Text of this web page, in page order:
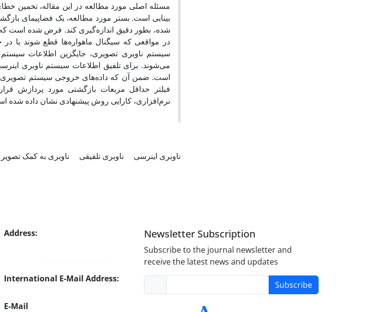
مسئله اصلی مورد مطالعه در این مقاله، تخمین
بینایی است. بستر مورد مطالعه، یک فضاپیمای
شده، بطور دقیق اندازه‌گیری کند. فرض شده است که
در مواقعی که سیگنال ماهواره‌ها قطع شوند یا
سیستم ناوبری تصویری، جایگزین اطلاعات
می‌شوند. برای تلفیق اطلاعات سیستم ناوبری
است. ضمن آن که داده‌های خروجی سیستم تصویری به
فیلتر حداقل مربعات بازگشتی مورد پردازش
نرم‌افزاری، کارایی روش پیشنهادی نشان داده شده
ناوبری اینرسی ناوبری تلفیقی ناوبری به کمک تصویر
Address:
International E-Mail Address:
E-Mail
Newsletter Subscription
Subscribe to the journal newsletter and
receive the latest news and updates
Subscribe